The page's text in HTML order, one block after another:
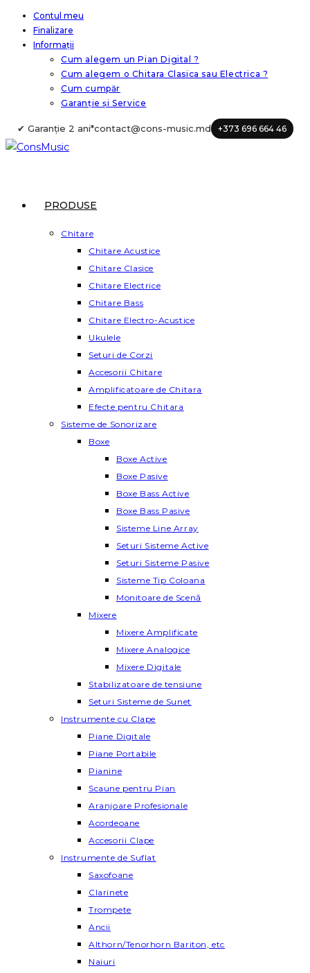
Skip
content
Contul meu
Finalizare
Informații
Cum alegem un Pian Digital ?
Cum alegem o Chitara Clasica sau Electrica ?
Cum cumpăr
Garanție și Service
✔ Garanție 2 ani*contact@cons-music.md +373 696 664 46
PRODUSE
Chitare
Chitare Acustice
Chitare Clasice
Chitare Electrice
Chitare Bass
Chitare Electro-Acustice
Ukulele
Seturi de Corzi
Accesorii Chitare
Amplificatoare de Chitara
Efecte pentru Chitara
Sisteme de Sonorizare
Boxe
Boxe Active
Boxe Pasive
Boxe Bass Active
Boxe Bass Pasive
Sisteme Line Array
Seturi Sisteme Active
Seturi Sisteme Pasive
Sisteme Tip Coloana
Monitoare de Scenă
Mixere
Mixere Amplificate
Mixere Analogice
Mixere Digitale
Stabilizatoare de tensiune
Seturi Sisteme de Sunet
Instrumente cu Clape
Piane Digitale
Piane Portabile
Pianine
Scaune pentru Pian
Aranjoare Profesionale
Acordeoane
Accesorii Clape
Instrumente de Suflat
Saxofoane
Clarinete
Trompete
Ancii
Althorn/Tenorhorn Bariton, etc
Naiuri